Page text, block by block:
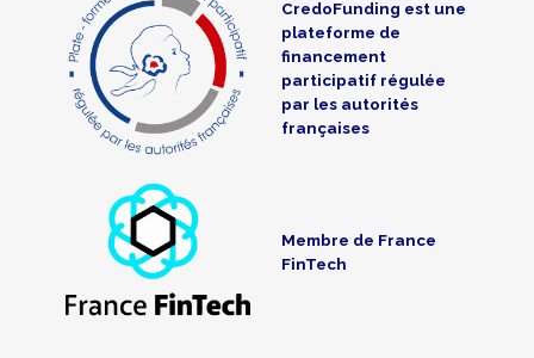
CredoFunding est une
plateforme de
financement
participatif régulée
par les autorités
françaises
Membre de France
FinTech